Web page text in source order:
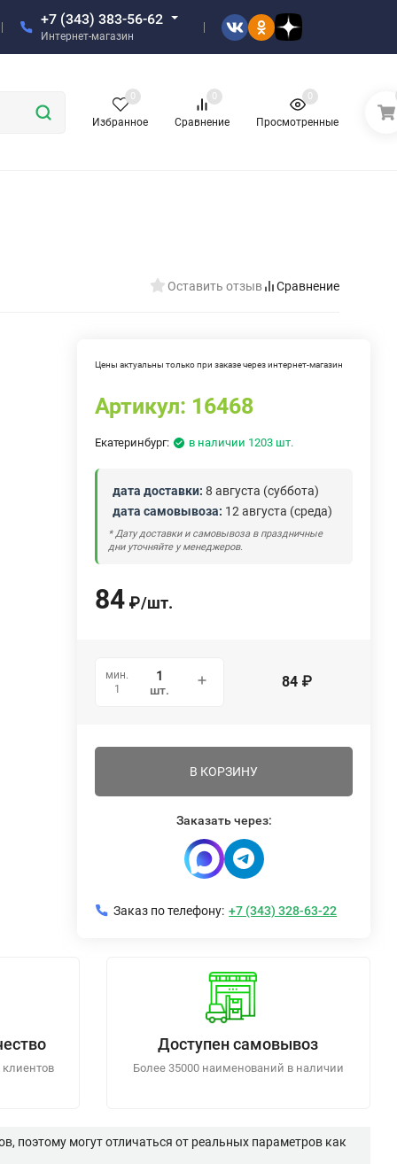
+7 (343) 383-56-62
Интернет-магазин
Избранное
0
Сравнение
0
Просмотренные
0
Оставить отзыв Сравнение
Цены актуальны только при заказе через интернет-магазин
Артикул: 16468
Екатеринбург: в наличии 1203 шт.
дата доставки: 8 августа (суббота)
дата самовывоза: 12 августа (среда)
* Дату доставки и самовывоза в праздничные
дни уточняйте у менеджеров.
84 ₽/шт.
мин.
1
шт. 84 ₽
В КОРЗИНУ
Заказать через:
Заказ по телефону: +7 (343) 328-63-22
Доступен самовывоз
Более 35000 наименований в наличии
поэтому могут отличаться от реальных параметров как